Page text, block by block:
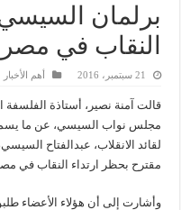
برلمان
النقاب في مصر
21 سبتمبر، 2016 أهم الأخبار
قالت آمنة نصير، أستاذة الفلسفة
مجلس نواب السيسي، عن ما يسمى
لقائد الانقلاب، عبدالفتاح
مقترح بحظر ارتداء النقاب في
وأشارت إلى أن هؤلاء الأعضاء